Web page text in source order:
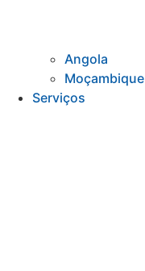
Angola
Moçambique
Serviços